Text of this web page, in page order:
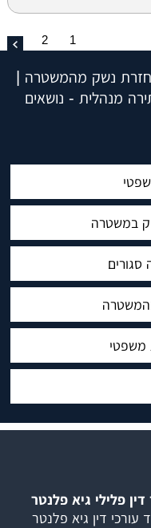
1
2
נשק מהמשטרה |
מנהלית - נושאים
במשטרה
סגורים
משפטי
דין פלילי גיא פלנטר
עורכי דין גיא פלנטר